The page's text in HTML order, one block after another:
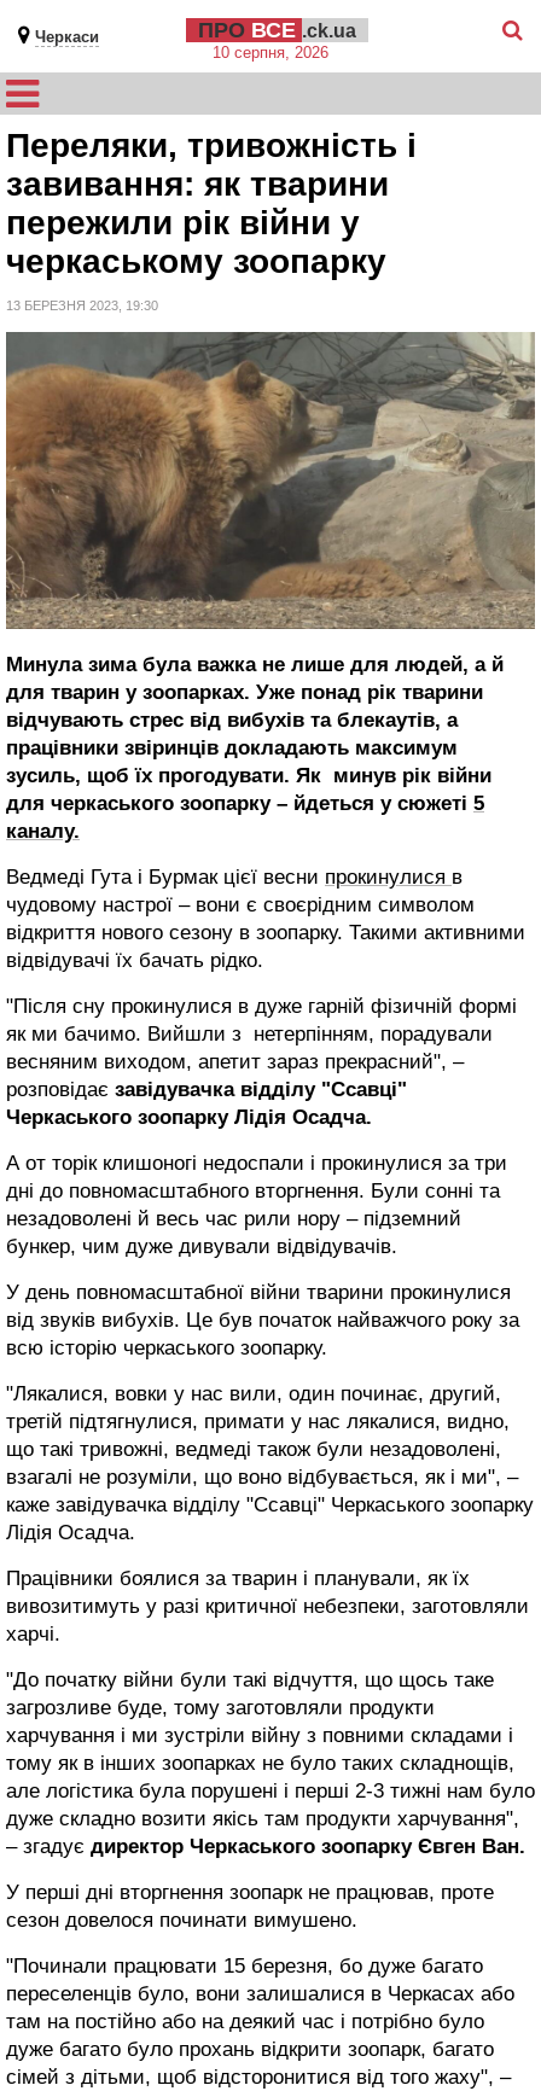
Черкаси ПРО ВСЕ .ck.ua
10 серпня, 2026
Переляки, тривожність і
завивання: як тварини
пережили рік війни у
черкаському зоопарку
13 БЕРЕЗНЯ 2023, 19:30
Минула зима була важка не лише для людей, а й
для тварин у зоопарках. Уже понад рік тварини
відчувають стрес від вибухів та блекаутів, а
працівники звіринців докладають максимум
зусиль, щоб їх прогодувати. Як минув рік війни
для черкаського зоопарку – йдеться у сюжеті 5
каналу.
Ведмеді Гута і Бурмак цієї весни прокинулися в
чудовому настрої – вони є своєрідним символом
відкриття нового сезону в зоопарку. Такими активними
відвідувачі їх бачать рідко.
"Після сну прокинулися в дуже гарній фізичній формі
як ми бачимо. Вийшли з нетерпінням, порадували
весняним виходом, апетит зараз прекрасний", –
розповідає завідувачка відділу "Ссавці"
Черкаського зоопарку Лідія Осадча.
А от торік клишоногі недоспали і прокинулися за три
дні до повномасштабного вторгнення. Були сонні та
незадоволені й весь час рили нору – підземний
бункер, чим дуже дивували відвідувачів.
У день повномасштабної війни тварини прокинулися
від звуків вибухів. Це був початок найважчого року за
всю історію черкаського зоопарку.
"Лякалися, вовки у нас вили, один починає, другий,
третій підтягнулися, примати у нас лякалися, видно,
що такі тривожні, ведмеді також були незадоволені,
взагалі не розуміли, що воно відбувається, як і ми", –
каже завідувачка відділу "Ссавці" Черкаського зоопарку
Лідія Осадча.
Працівники боялися за тварин і планували, як їх
вивозитимуть у разі критичної небезпеки, заготовляли
харчі.
"До початку війни були такі відчуття, що щось таке
загрозливе буде, тому заготовляли продукти
харчування і ми зустріли війну з повними складами і
тому як в інших зоопарках не було таких складнощів,
але логістика була порушені і перші 2-3 тижні нам було
дуже складно возити якісь там продукти харчування",
– згадує директор Черкаського зоопарку Євген Ван.
У перші дні вторгнення зоопарк не працював, проте
сезон довелося починати вимушено.
"Починали працювати 15 березня, бо дуже багато
переселенців було, вони залишалися в Черкасах або
там на постійно або на деякий час і потрібно було
дуже багато було прохань відкрити зоопарк, багато
сімей з дітьми, щоб відсторонитися від того жаху", –